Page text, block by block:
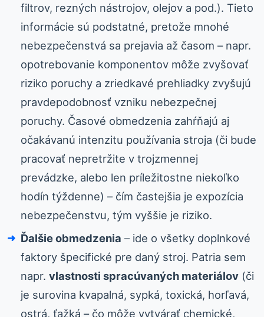
filtrov, rezných nástrojov, olejov a pod.). Tieto
informácie sú podstatné, pretože mnohé
nebezpečenstvá sa prejavia až časom – napr.
opotrebovanie komponentov môže zvyšovať
riziko poruchy a zriedkavé prehliadky zvyšujú
pravdepodobnosť vzniku nebezpečnej
poruchy. Časové obmedzenia zahŕňajú aj
očakávanú intenzitu používania stroja (či bude
pracovať nepretržite v trojzmennej
prevádzke, alebo len príležitostne niekoľko
hodín týždenne) – čím častejšia je expozícia
nebezpečenstvu, tým vyššie je riziko.
Ďalšie obmedzenia – ide o všetky doplnkové
faktory špecifické pre daný stroj. Patria sem
napr.vlastnosti spracúvaných materiálov (či
je surovina kvapalná, sypká, toxická, horľavá,
ostrá, ťažká – čo môže vytvárať chemické,